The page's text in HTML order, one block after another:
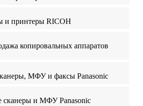
и принтеры RICOH
копировальных аппаратов
МФУ и факсы Panasonic
сканеры и МФУ Panasonic